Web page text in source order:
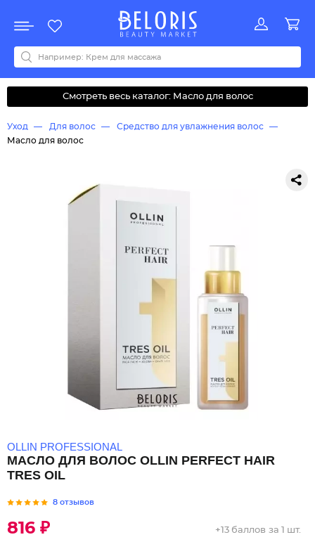
Акции
Все бренды
0-9ABCDEFGHIJKLMNOPQRSTUVWYZАБВДЗИМОКЛНПРСТУФ
Смотреть весь каталог: Масло для волос
Уход Для волос
Средство для увлажнения волос
Масло для волос
OLLIN PROFESSIONAL
МАСЛО ДЛЯ ВОЛОС OLLIN PERFECT HAIR
TRES OIL
8 отзывов
816 ₽ +13 баллов за 1 шт.